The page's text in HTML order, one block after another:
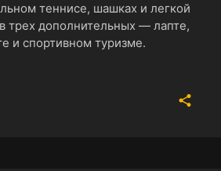
теннисе, шашках и легкой
трех дополнительных — лапте,
и спортивном туризме.